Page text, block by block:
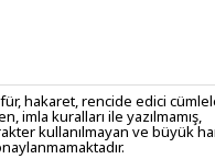
hakaret, rencide edici
imla kuralları ile yazılmamış,
kullanılmayan ve büyük